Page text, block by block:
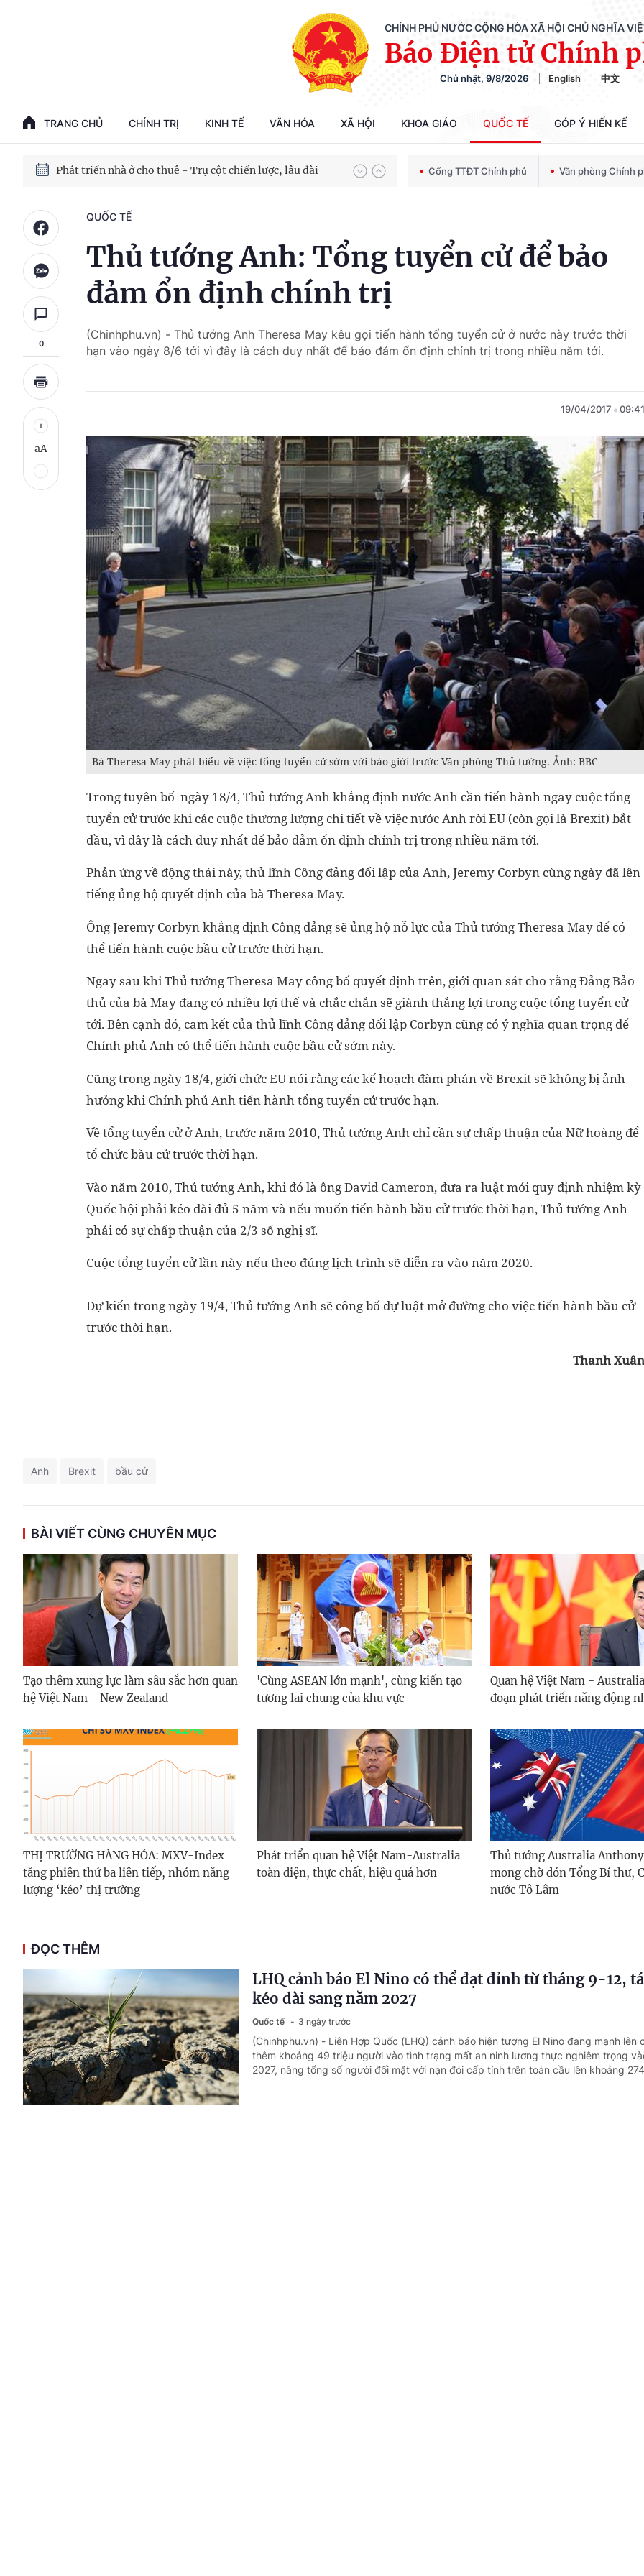
CHÍNH PHỦ NƯỚC CỘNG HÒA XÃ HỘI CHỦ NGHĨA
Báo Điện tử Chính
Chủ nhật, 9/8/2026 English 中文
TRANG CHỦ CHÍNH TRỊ KINH TẾ VĂN HÓA XÃ HỘI KHOA GIÁO QUỐC TẾ GÓP Ý HIẾN KẾ
Phát triển kinh tế nhà nước trong kỷ nguyên mới
Chiến dịch 500 ngày đêm tìm kiếm, quy tập và xác định danh tính hài cốt liệt sĩ
Bảo vệ nền tảng tư tưởng của Đảng trong kỷ nguyên phát triển mới
Phát triển nhà ở cho thuê - Trụ cột chiến lược, lâu dài Cổng TTĐT Chính phủ Văn phòng Chính
0
aA
QUỐC TẾ
Thủ tướng Anh: Tổng tuyển cử để bảo
đảm ổn định chính trị
(Chinhphu.vn) - Thủ tướng Anh Theresa May kêu gọi tiến hành tổng tuyển cử ở nước này trước thời
hạn vào ngày 8/6 tới vì đây là cách duy nhất để bảo đảm ổn định chính trị trong nhiều năm tới.
19/04/2017 09:41
Bà Theresa May phát biểu về việc tổng tuyển cử sớm với báo giới trước Văn phòng Thủ tướng. Ảnh: BBC
Trong tuyên bố ngày 18/4, Thủ tướng Anh khẳng định nước Anh cần tiến hành ngay cuộc tổng
tuyển cử trước khi các cuộc thương lượng chi tiết về việc nước Anh rời EU (còn gọi là Brexit) bắt
đầu, vì đây là cách duy nhất để bảo đảm ổn định chính trị trong nhiều năm tới.
Phản ứng về động thái này, thủ lĩnh Công đảng đối lập của Anh, Jeremy Corbyn cùng ngày đã lên
tiếng ủng hộ quyết định của bà Theresa May.
Ông Jeremy Corbyn khẳng định Công đảng sẽ ủng hộ nỗ lực của Thủ tướng Theresa May để có
thể tiến hành cuộc bầu cử trước thời hạn.
Ngay sau khi Thủ tướng Theresa May công bố quyết định trên, giới quan sát cho rằng Đảng Bảo
thủ của bà May đang có nhiều lợi thế và chắc chắn sẽ giành thắng lợi trong cuộc tổng tuyển cử
tới. Bên cạnh đó, cam kết của thủ lĩnh Công đảng đối lập Corbyn cũng có ý nghĩa quan trọng để
Chính phủ Anh có thể tiến hành cuộc bầu cử sớm này.
Cũng trong ngày 18/4, giới chức EU nói rằng các kế hoạch đàm phán về Brexit sẽ không bị ảnh
hưởng khi Chính phủ Anh tiến hành tổng tuyển cử trước hạn.
Về tổng tuyển cử ở Anh, trước năm 2010, Thủ tướng Anh chỉ cần sự chấp thuận của Nữ hoàng để
tổ chức bầu cử trước thời hạn.
Vào năm 2010, Thủ tướng Anh, khi đó là ông David Cameron, đưa ra luật mới quy định nhiệm kỳ
Quốc hội phải kéo dài đủ 5 năm và nếu muốn tiến hành bầu cử trước thời hạn, Thủ tướng Anh
phải có sự chấp thuận của 2/3 số nghị sĩ.
Cuộc tổng tuyển cử lần này nếu theo đúng lịch trình sẽ diễn ra vào năm 2020.
Dự kiến trong ngày 19/4, Thủ tướng Anh sẽ công bố dự luật mở đường cho việc tiến hành bầu cử
trước thời hạn.
Thanh Xuân
Anh Brexit bầu cử
BÀI VIẾT CÙNG CHUYÊN MỤC
Tạo thêm xung lực làm sâu sắc hơn quan
hệ Việt Nam - New Zealand
'Cùng ASEAN lớn mạnh', cùng kiến tạo
tương lai chung của khu vực
Quan hệ Việt Nam -
đoạn phát triển năng động
THỊ TRƯỜNG HÀNG HÓA: MXV-Index
tăng phiên thứ ba liên tiếp, nhóm năng
lượng ‘kéo’ thị trường
Phát triển quan hệ Việt Nam-Australia
toàn diện, thực chất, hiệu quả hơn
Thủ tướng Australia
mong chờ đón Tổng Bí thư,
nước Tô Lâm
ĐỌC THÊM
LHQ cảnh báo El Nino có thể đạt đỉnh từ tháng 9-12,
kéo dài sang năm 2027
Quốc tế 3 ngày trước
(Chinhphu.vn) - Liên Hợp Quốc (LHQ) cảnh báo hiện tượng El Nino đang mạnh lên
thêm khoảng 49 triệu người vào tình trạng mất an ninh lương thực nghiêm trọng
2027, nâng tổng số người đối mặt với nạn đói cấp tính trên toàn cầu lên khoảng